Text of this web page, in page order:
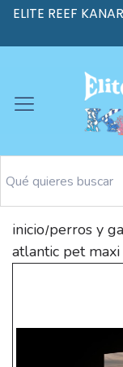
ELITE REEF
inicio/perros y
atlantic pet